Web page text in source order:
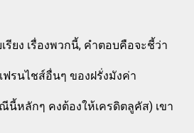
รียง เรื่องพวกนี้, คำตอบคือจะชี้ว่า
รนไชส์อื่นๆ ของฝรั่งมังค่า
นี้หลักๆ คงต้องให้เครดิตลูคัส) เขา